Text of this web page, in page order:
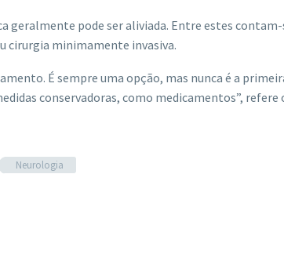
geralmente pode ser aliviada. Entre estes
cirurgia minimamente invasiva.
É sempre uma opção, mas nunca é a
conservadoras, como medicamentos”, refere
Neurologia